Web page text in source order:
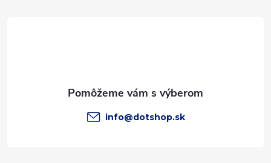
info@dotshop.sk